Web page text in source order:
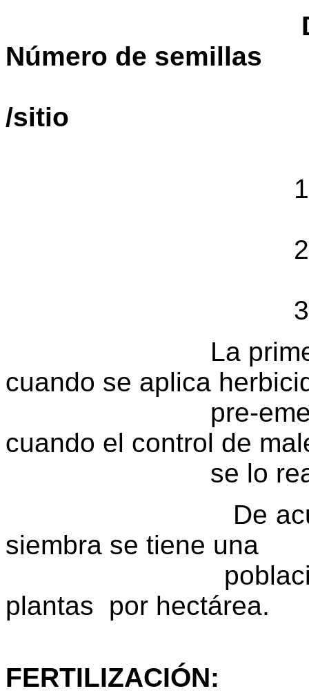
Distancia
Número de semillas
/sitio
1
2
3
La primera
cuando se aplica
pre-emergencia
cuando el control de
se lo realiza
De acuerdo
siembra se tiene una
población
plantas por hectárea.
FERTILIZACIÓN: